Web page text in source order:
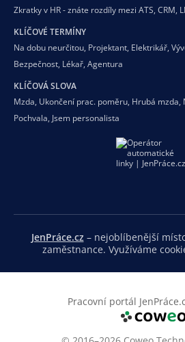
Zkratky v HR - znáte rozdíly mezi ATS, CRM,
KLÍČOVÉ TERMÍNY
Na dobu neurčitou, Projektant, Elektrikář,
Bezpečnost, Lékař, Agentura
KLÍČOVÁ SLOVA
Mzda, Ukončení prac. poměru, Hrubá mzda,
Pochvala, Jsem personalista
JenPráce.cz– nejoblíbenější
zaměstnance. Využíváme
Pracovní portál